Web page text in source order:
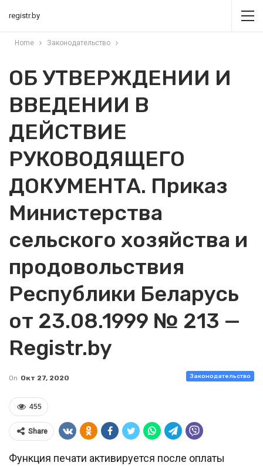
registr.by
Home Законодательство
ОБ УТВЕРЖДЕНИИ И
ВВЕДЕНИИ В
ДЕЙСТВИЕ
РУКОВОДЯЩЕГО
ДОКУМЕНТА. Приказ
Министерства
сельского хозяйства и
продовольствия
Республики Беларусь
от 23.08.1999 № 213 —
Registr.by
Законодательство
On Окт 27, 2020
455
Share
Функция печати активируется после оплаты